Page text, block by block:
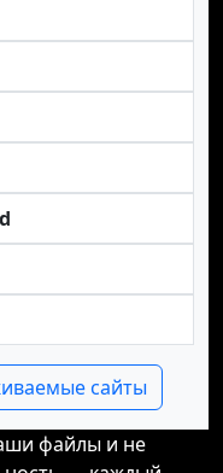
сайты
файлы и не